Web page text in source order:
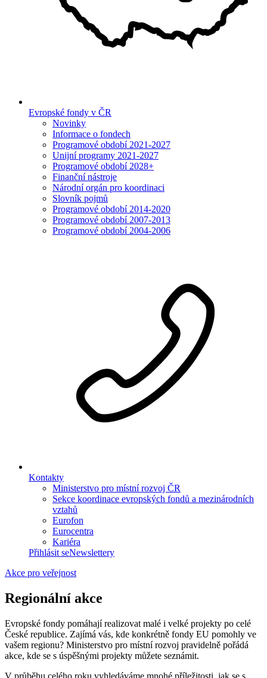
Evropské fondy v ČR
Novinky
Informace o fondech
Programové období 2021-2027
Unijní programy 2021-2027
Programové období 2028+
Finanční nástroje
Národní orgán pro koordinaci
Slovník pojmů
Programové období 2014-2020
Programové období 2007-2013
Programové období 2004-2006
Kontakty
Ministerstvo pro místní rozvoj ČR
Sekce koordinace evropských fondů a mezinárodních
vztahů
Eurofon
Eurocentra
Kariéra
Přihlásit seNewslettery
Akce pro veřejnost
Regionální akce
Evropské fondy pomáhají realizovat malé i velké projekty po celé
České republice. Zajímá vás, kde konkrétně fondy EU pomohly ve
vašem regionu? Ministerstvo pro místní rozvoj pravidelně pořádá
akce, kde se s úspěšnými projekty můžete seznámit.
V průběhu celého roku vyhledáváme mnohé příležitosti, jak se s